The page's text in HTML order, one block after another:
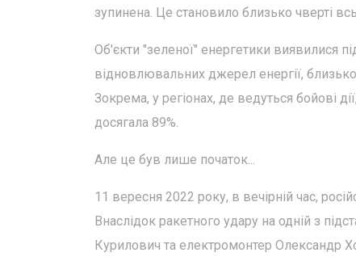
зупинена. Це становило близько чверті
Об'єкти "зеленої" енергетики виявилися
відновлювальних джерел енергії,
Зокрема, у регіонах, де ведуться бойові
досягала 89%.
Але це був лише початок...
11 вересня 2022 року, в вечірній час,
Внаслідок ракетного удару на одній з
Курилович та електромонтер Олександр